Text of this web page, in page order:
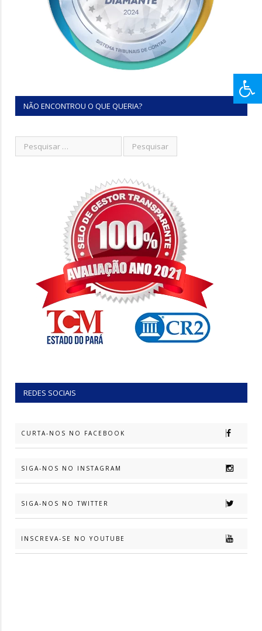
NÃO ENCONTROU O QUE QUERIA?
REDES SOCIAIS
CURTA-NOS NO FACEBOOK
SIGA-NOS NO INSTAGRAM
SIGA-NOS NO TWITTER
INSCREVA-SE NO YOUTUBE